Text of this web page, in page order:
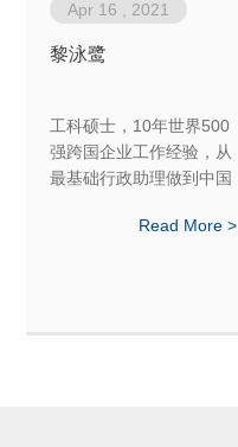
Apr 16 , 2021
黎泳鹭
工科硕士，10年世界500
强跨国企业工作经验，从
最基础行政助理做到中国
业经验，从零到年销售额
Read More >